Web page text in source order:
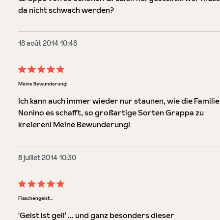
da nicht schwach werden?
18 août 2014 10:48
Évaluation avec une note de 5 sur 5 étoiles
Meine Bewunderung!
Ich kann auch immer wieder nur staunen, wie die Familie
Nonino es schafft, so großartige Sorten Grappa zu
kreieren! Meine Bewunderung!
8 juillet 2014 10:30
Évaluation avec une note de 5 sur 5 étoiles
Flaschengeist...
'Geist ist geil' ... und ganz besonders dieser